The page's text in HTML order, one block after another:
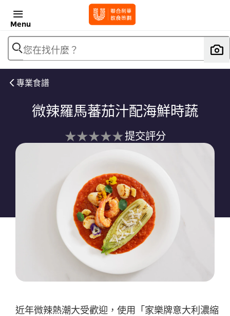
Menu
您在找什麼？
專業食譜
微辣羅馬蕃茄汁配海鮮時蔬
没
为
这
个
recipe
提
交
评
提交評分
近年微辣熱潮大受歡迎，使用「家樂牌意大利濃縮